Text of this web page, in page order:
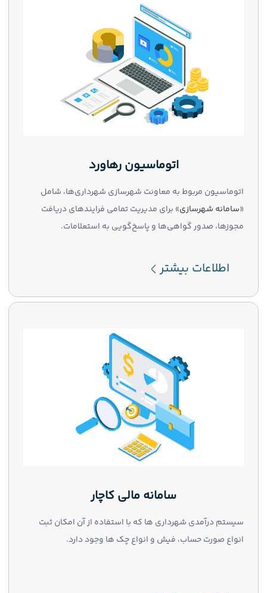
اتوماسیون رهاورد
اتوماسیون مربوط به معاونت شهرسازی شهرداری‌ها، شامل
«سامانه شهرسازی» برای مدیریت تمامی فرایندهای دریافت
مجوزها، صدور گواهی‌ها و پاسخ‌گویی به استعلامات.
اطلاعات بیشتر
سامانه مالی کاچار
سیستم درآمدی شهرداری ها که با استفاده از آن امکان ثبت
انواع صورت حساب، فیش و انواع چک ها وجود دارد.